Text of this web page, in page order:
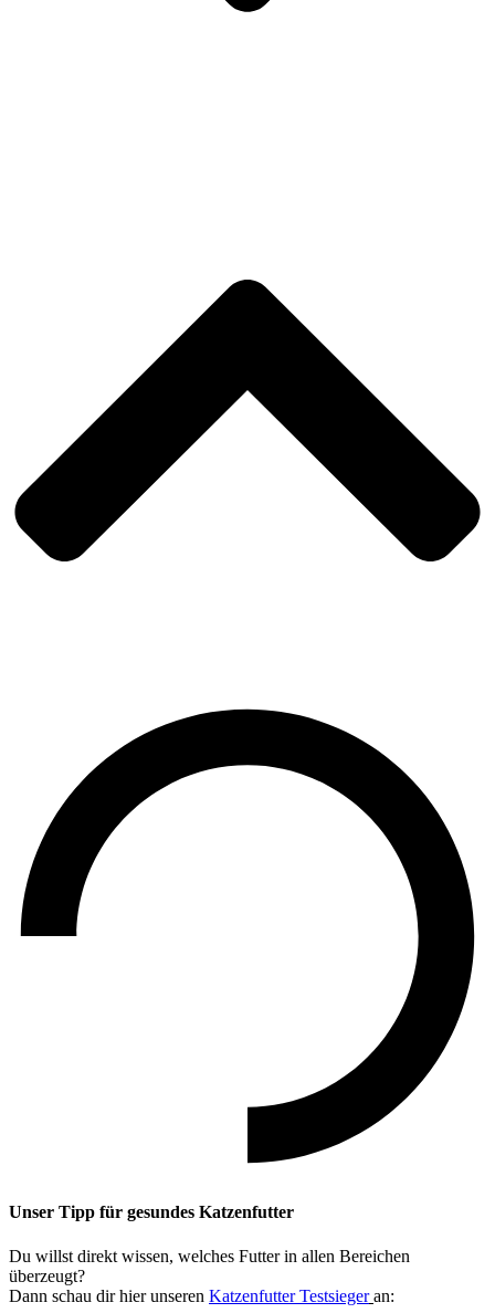
Unser Tipp für gesundes Katzenfutter
Du willst direkt wissen, welches Futter in allen Bereichen
überzeugt?
Dann schau dir hier unseren Katzenfutter Testsieger an: